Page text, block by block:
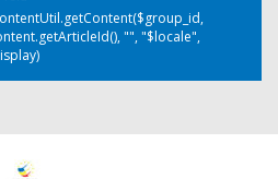
"", "$locale",